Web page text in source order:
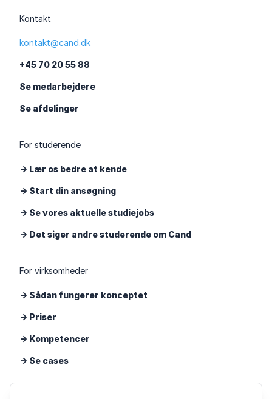
Kontakt
kontakt@cand.dk
+45 70 20 55 88
Se medarbejdere
Se afdelinger
For studerende
-> Lær os bedre at kende
-> Start din ansøgning
-> Se vores aktuelle studiejobs
-> Det siger andre studerende om Cand
For virksomheder
-> Sådan fungerer konceptet
-> Priser
-> Kompetencer
-> Se cases